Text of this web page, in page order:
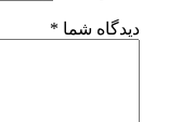
دیدگاه شما *